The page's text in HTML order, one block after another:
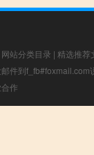
网站分类目录 | 精选推荐
件到f_fb#foxmail.com
作